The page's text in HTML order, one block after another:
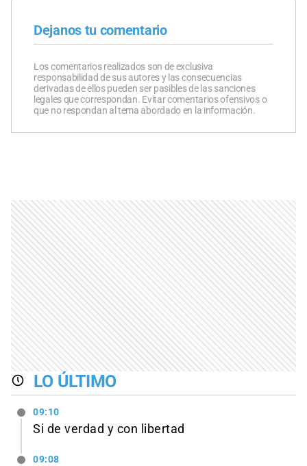
Dejanos tu comentario
Los comentarios realizados son de exclusiva
responsabilidad de sus autores y las consecuencias
derivadas de ellos pueden ser pasibles de las sanciones
legales que correspondan. Evitar comentarios ofensivos o
que no respondan al tema abordado en la información.
LO ÚLTIMO
09:10
Si de verdad y con libertad
09:08